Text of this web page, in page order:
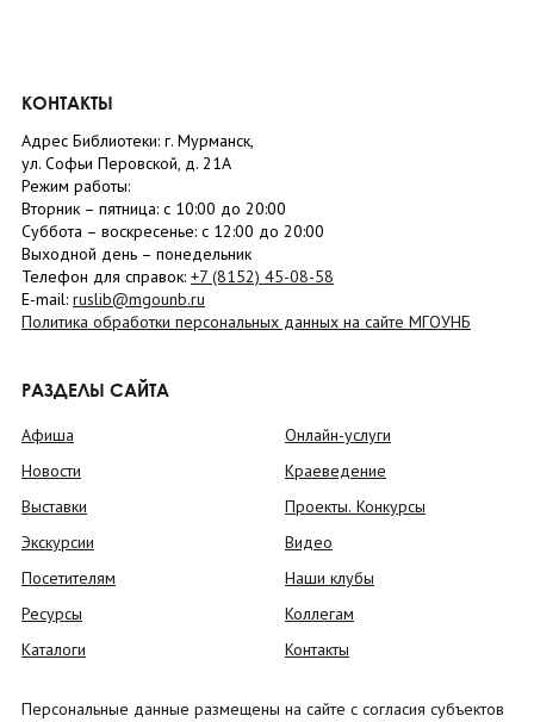
КОНТАКТЫ
Адрес Библиотеки: г. Мурманск,
ул. Софьи Перовской, д. 21А
Режим работы:
Вторник – пятница: с 10:00 до 20:00
Суббота – воскресенье: c 12:00 до 20:00
Выходной день – понедельник
Телефон для справок: +7 (8152) 45-08-58
E-mail: ruslib@mgounb.ru
Политика обработки персональных данных на сайте МГОУНБ
РАЗДЕЛЫ САЙТА
Афиша
Новости
Выставки
Экскурсии
Посетителям
Ресурсы
Каталоги
Онлайн-услуги
Краеведение
Проекты. Конкурсы
Видео
Наши клубы
Коллегам
Контакты
Персональные данные размещены на сайте с согласия субъектов